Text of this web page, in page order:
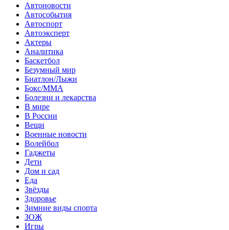
Автоновости
Автособытия
Автоспорт
Автоэксперт
Актеры
Аналитика
Баскетбол
Безумный мир
Биатлон/Лыжи
Бокс/MMA
Болезни и лекарства
В мире
В России
Вещи
Военные новости
Волейбол
Гаджеты
Дети
Дом и сад
Еда
Звёзды
Здоровье
Зимние виды спорта
ЗОЖ
Игры